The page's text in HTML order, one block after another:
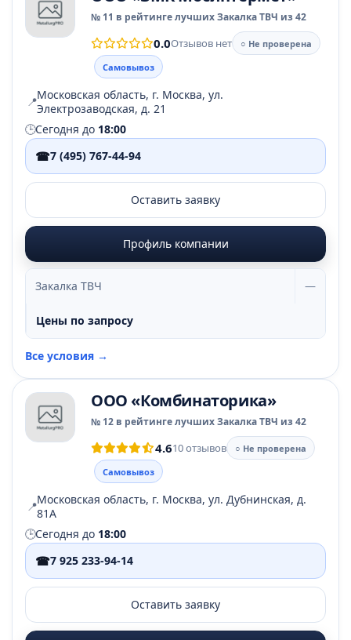
№ 11 в рейтинге лучших Закалка ТВЧ из 42
0.0Отзывов нет
○ Не проверена
Самовывоз
📍Московская область, г. Москва, ул.
Электрозаводская, д. 21
🕒Сегодня до 18:00
☎7 (495) 767-44-94
Оставить заявку
Профиль компании
Закалка ТВЧ —
Цены по запросу
Все условия →
ООО «Комбинаторика»
№ 12 в рейтинге лучших Закалка ТВЧ из 42
4.610 отзывов
○ Не проверена
Самовывоз
📍Московская область, г. Москва, ул. Дубнинская, д.
81А
🕒Сегодня до 18:00
☎7 925 233-94-14
Оставить заявку